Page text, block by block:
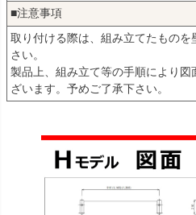
■注意事項
取り付ける際は、組み立てたもの
さい。
製品上、組み立て等の手順により
ざいます。予めご了承下さい。